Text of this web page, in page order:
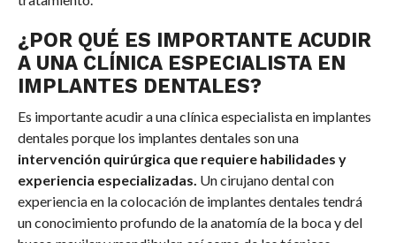
¿POR QUÉ ES IMPORTANTE ACUDIR
A UNA CLÍNICA ESPECIALISTA EN
IMPLANTES DENTALES?
Es importante acudir a una clínica especialista en implantes
dentales porque los implantes dentales son una
intervención quirúrgica que requiere habilidades y
experiencia especializadas. Un cirujano dental con
experiencia en la colocación de implantes dentales tendrá
un conocimiento profundo de la anatomía de la boca y del